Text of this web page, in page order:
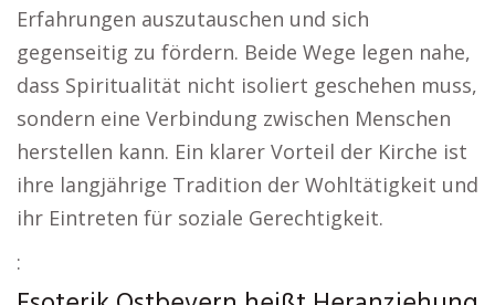
Erfahrungen auszutauschen und sich
gegenseitig zu fördern. Beide Wege legen nahe,
dass Spiritualität nicht isoliert geschehen muss,
sondern eine Verbindung zwischen Menschen
herstellen kann. Ein klarer Vorteil der Kirche ist
ihre langjährige Tradition der Wohltätigkeit und
ihr Eintreten für soziale Gerechtigkeit.
: